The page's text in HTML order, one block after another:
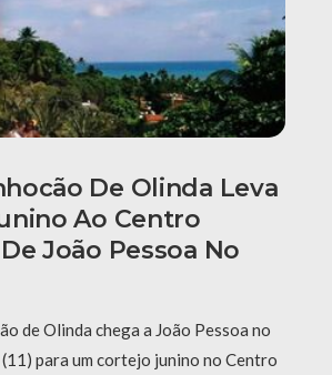
De Olinda Leva
Ao Centro
João Pessoa No
de Olinda chega a João Pessoa no
para um cortejo junino no Centro